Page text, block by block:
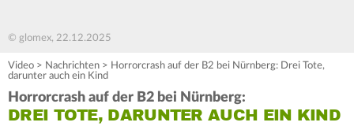
© glomex, 22.12.2025
Video > Nachrichten > Horrorcrash auf der B2 bei Nürnberg: Drei Tote,
darunter auch ein Kind
Horrorcrash auf der B2 bei Nürnberg:
DREI TOTE, DARUNTER AUCH EIN KIND